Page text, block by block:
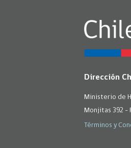
Dirección
Ministerio de
Monjitas 392 -
Términos y